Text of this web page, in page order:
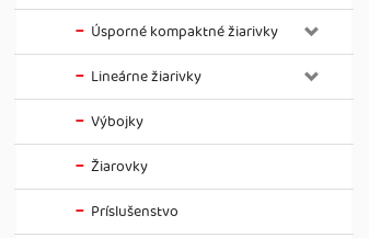
Úsporné kompaktné žiarivky
Lineárne žiarivky
Výbojky
Žiarovky
Príslušenstvo